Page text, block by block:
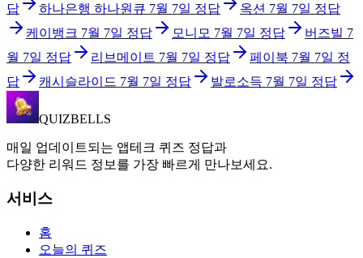
답
하나은행 하나원큐 7월 7일 정답 옥션 7월 7일 정답
케이뱅크 7월 7일 정답 모니모 7월 7일 정답 버즈빌 7
월 7일 정답 리브메이트 7월 7일 정답 페이북 7월 7일 정
답
캐시슬라이드 7월 7일 정답 발로소득 7월 7일 정답
QUIZBELLS
매일 업데이트되는 앱테크 퀴즈 정답과
다양한 리워드 정보를 가장 빠르게 만나보세요.
서비스
홈
오늘의 퀴즈